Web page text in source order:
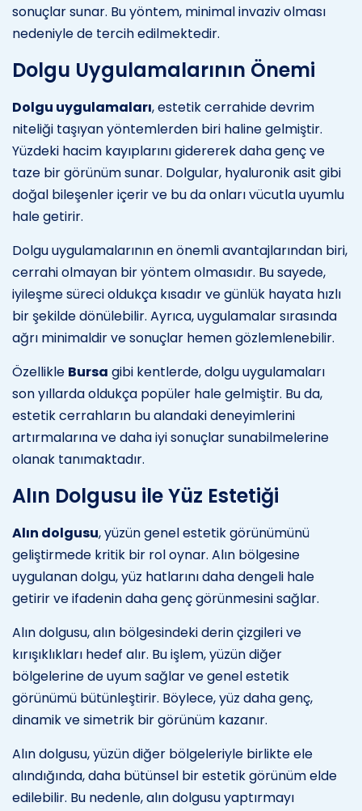
sonuçlar sunar. Bu yöntem, minimal invaziv olması
nedeniyle de tercih edilmektedir.
Dolgu Uygulamalarının Önemi
Dolgu uygulamaları, estetik cerrahide devrim
niteliği taşıyan yöntemlerden biri haline gelmiştir.
Yüzdeki hacim kayıplarını gidererek daha genç ve
taze bir görünüm sunar. Dolgular, hyaluronik asit gibi
doğal bileşenler içerir ve bu da onları vücutla uyumlu
hale getirir.
Dolgu uygulamalarının en önemli avantajlarından biri,
cerrahi olmayan bir yöntem olmasıdır. Bu sayede,
iyileşme süreci oldukça kısadır ve günlük hayata hızlı
bir şekilde dönülebilir. Ayrıca, uygulamalar sırasında
ağrı minimaldir ve sonuçlar hemen gözlemlenebilir.
Özellikle Bursa gibi kentlerde, dolgu uygulamaları
son yıllarda oldukça popüler hale gelmiştir. Bu da,
estetik cerrahların bu alandaki deneyimlerini
artırmalarına ve daha iyi sonuçlar sunabilmelerine
olanak tanımaktadır.
Alın Dolgusu ile Yüz Estetiği
Alın dolgusu, yüzün genel estetik görünümünü
geliştirmede kritik bir rol oynar. Alın bölgesine
uygulanan dolgu, yüz hatlarını daha dengeli hale
getirir ve ifadenin daha genç görünmesini sağlar.
Alın dolgusu, alın bölgesindeki derin çizgileri ve
kırışıklıkları hedef alır. Bu işlem, yüzün diğer
bölgelerine de uyum sağlar ve genel estetik
görünümü bütünleştirir. Böylece, yüz daha genç,
dinamik ve simetrik bir görünüm kazanır.
Alın dolgusu, yüzün diğer bölgeleriyle birlikte ele
alındığında, daha bütünsel bir estetik görünüm elde
edilebilir. Bu nedenle, alın dolgusu yaptırmayı